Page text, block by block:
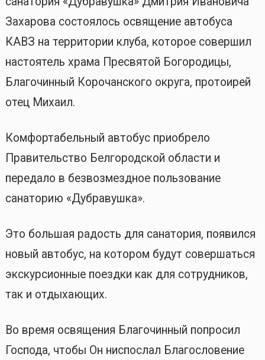
Захарова состоялось освящение автобуса
КАВЗ на территории клуба, которое совершил
настоятель храма Пресвятой Богородицы,
Благочинный Корочанского округа, протоирей
отец Михаил.
Комфортабельный автобус приобрело
Правительство Белгородской области и
передало в безвозмездное пользование
санаторию «Дубравушка».
Это большая радость для санатория, появился
новый автобус, на котором будут совершаться
экскурсионные поездки как для сотрудников,
так и отдыхающих.
Во время освящения Благочинный попросил
Господа, чтобы Он ниспослал Благословение